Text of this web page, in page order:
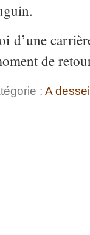
d’une
de
: A